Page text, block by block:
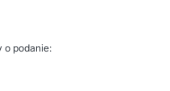
o podanie: